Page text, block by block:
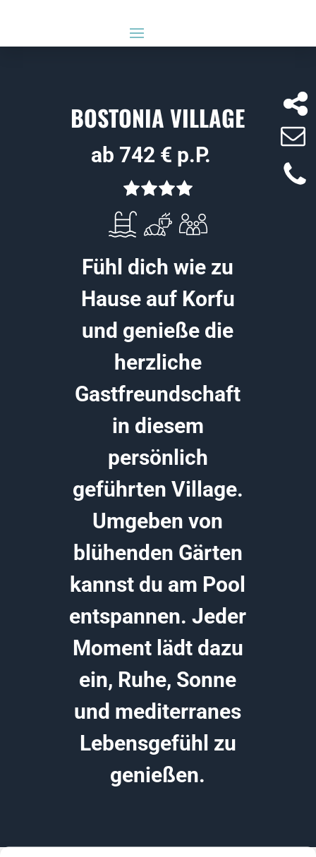
BOSTONIA VILLAGE
ab 742 € p.P.
Fühl dich wie zu
Hause auf Korfu
und genieße die
herzliche
Gastfreundschaft
in diesem
persönlich
geführten Village.
Umgeben von
blühenden Gärten
kannst du am Pool
entspannen. Jeder
Moment lädt dazu
ein, Ruhe, Sonne
und mediterranes
Lebensgefühl zu
genießen.